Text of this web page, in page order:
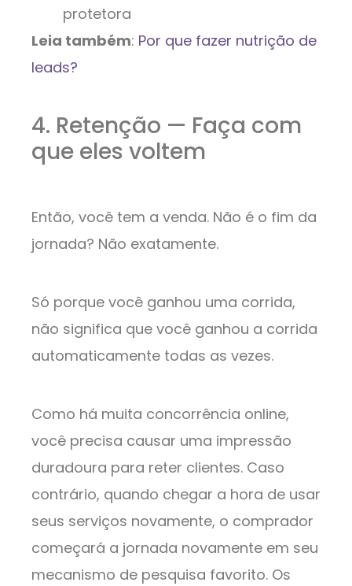
protetora
Leia também: Por que fazer nutrição de
leads?
4. Retenção — Faça com
que eles voltem
Então, você tem a venda. Não é o fim da
jornada? Não exatamente.
Só porque você ganhou uma corrida,
não significa que você ganhou a corrida
automaticamente todas as vezes.
Como há muita concorrência online,
você precisa causar uma impressão
duradoura para reter clientes. Caso
contrário, quando chegar a hora de usar
seus serviços novamente, o comprador
começará a jornada novamente em seu
mecanismo de pesquisa favorito. Os